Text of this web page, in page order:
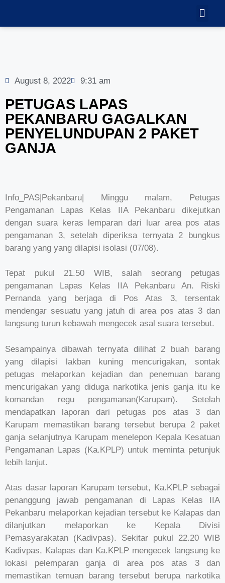
August 8, 2022 9:31 am
PETUGAS LAPAS
PEKANBARU GAGALKAN
PENYELUNDUPAN 2 PAKET
GANJA
Info_PAS|Pekanbaru| Minggu malam, Petugas
Pengamanan Lapas Kelas IIA Pekanbaru dikejutkan
dengan suara keras lemparan dari luar area pos atas
pengamanan 3, setelah diperiksa ternyata 2 bungkus
barang yang yang dilapisi isolasi (07/08).
Tepat pukul 21.50 WIB, salah seorang petugas
pengamanan Lapas Kelas IIA Pekanbaru An. Riski
Pernanda yang berjaga di Pos Atas 3, tersentak
mendengar sesuatu yang jatuh di area pos atas 3 dan
langsung turun kebawah mengecek asal suara tersebut.
Sesampainya dibawah ternyata dilihat 2 buah barang
yang dilapisi lakban kuning mencurigakan, sontak
petugas melaporkan kejadian dan penemuan barang
mencurigakan yang diduga narkotika jenis ganja itu ke
komandan regu pengamanan(Karupam). Setelah
mendapatkan laporan dari petugas pos atas 3 dan
Karupam memastikan barang tersebut berupa 2 paket
ganja selanjutnya Karupam menelepon Kepala Kesatuan
Pengamanan Lapas (Ka.KPLP) untuk meminta petunjuk
lebih lanjut.
Atas dasar laporan Karupam tersebut, Ka.KPLP sebagai
penanggung jawab pengamanan di Lapas Kelas IIA
Pekanbaru melaporkan kejadian tersebut ke Kalapas dan
dilanjutkan melaporkan ke Kepala Divisi
Pemasyarakatan (Kadivpas). Sekitar pukul 22.20 WIB
Kadivpas, Kalapas dan Ka.KPLP mengecek langsung ke
lokasi pelemparan ganja di area pos atas 3 dan
memastikan temuan barang tersebut berupa narkotika